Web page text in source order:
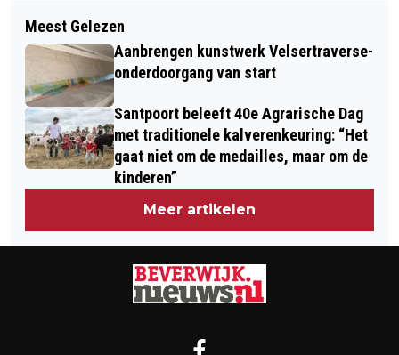
KEUKENHOF OPENT MORGEN VOOR DE
ZEVENTIGSTE MAAL HAAR POORTEN
NOORD-HOLLAND GAAT VOOR ‘GROEN’
Meest Gelezen
Aanbrengen kunstwerk Velsertraverse-
onderdoorgang van start
Santpoort beleeft 40e Agrarische Dag
met traditionele kalverenkeuring: “Het
gaat niet om de medailles, maar om de
kinderen”
Meer artikelen